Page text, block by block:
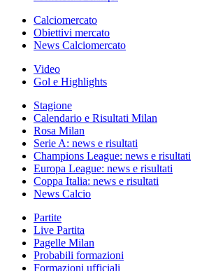
Calciomercato
Obiettivi mercato
News Calciomercato
Video
Gol e Highlights
Stagione
Calendario e Risultati Milan
Rosa Milan
Serie A: news e risultati
Champions League: news e risultati
Europa League: news e risultati
Coppa Italia: news e risultati
News Calcio
Partite
Live Partita
Pagelle Milan
Probabili formazioni
Formazioni ufficiali